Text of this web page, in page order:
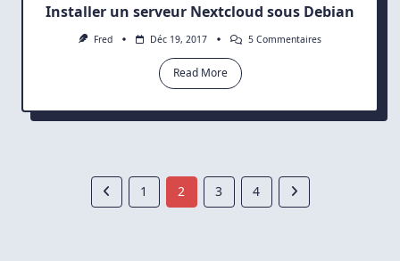
Installer un serveur Nextcloud sous Debian
Fred Déc 19, 2017 5 CommentairesSur
Debian
Read More
1 2 3 4